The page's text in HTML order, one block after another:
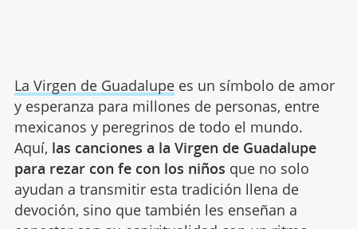
La Virgen de Guadalupees un símbolo de amor
y esperanza para millones de personas, entre
mexicanos y peregrinos de todo el mundo.
Aquí, las canciones a la Virgen de Guadalupe
para rezar con fe con los niños que no solo
ayudan a transmitir esta tradición llena de
devoción, sino que también les enseñan a